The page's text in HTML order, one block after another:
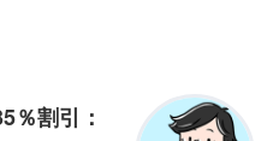
％割引：